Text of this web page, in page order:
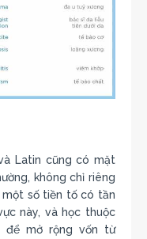
Latin cũng có mặt
không chỉ riêng
một số tiền tố có tần
này, và học thuộc
để mở rộng vốn từ